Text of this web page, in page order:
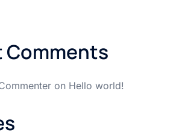
Comments
on Hello world!